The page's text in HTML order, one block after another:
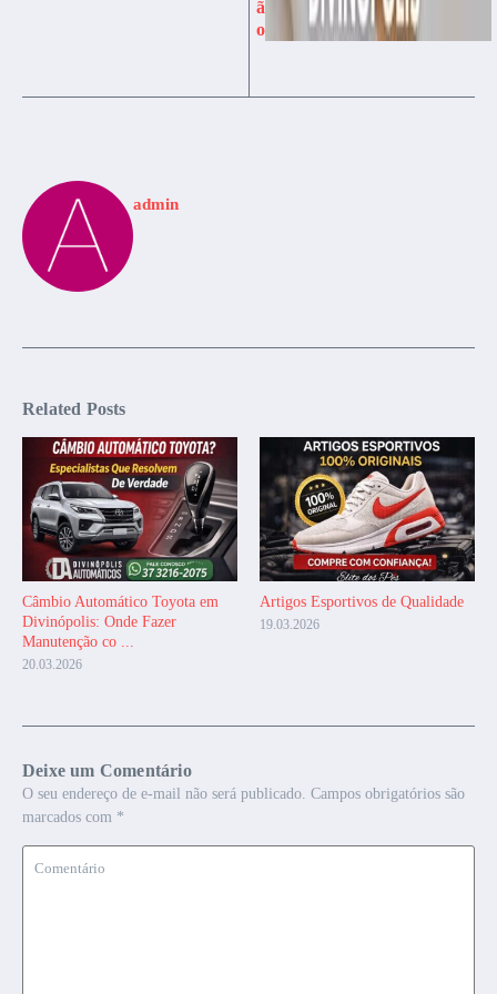
ã
o
admin
Related Posts
Câmbio Automático Toyota em
Divinópolis: Onde Fazer
Manutenção co ...
20.03.2026
Artigos Esportivos de Qualidade
19.03.2026
Deixe um Comentário
O seu endereço de e-mail não será publicado. Campos obrigatórios são
marcados com *